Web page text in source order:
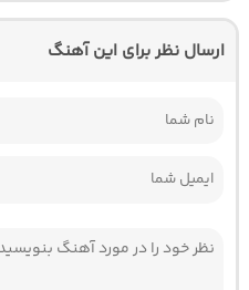
ارسال نظر برای این آهنگ